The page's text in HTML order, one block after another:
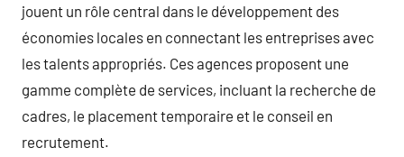
jouent un rôle central dans le développement des
économies locales en connectant les entreprises avec
les talents appropriés. Ces agences proposent une
gamme complète de services, incluant la recherche de
cadres, le placement temporaire et le conseil en
recrutement.